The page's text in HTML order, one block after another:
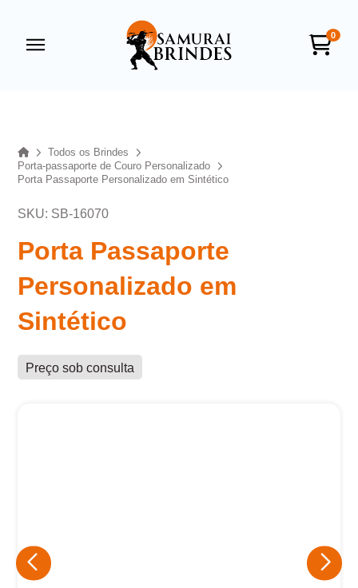
0
HomeTodos os Brindes
Porta-passaporte de Couro Personalizado
Porta Passaporte Personalizado em Sintético
SKU: SB-16070
Porta Passaporte
Personalizado em
Sintético
Preço sob consulta
+55